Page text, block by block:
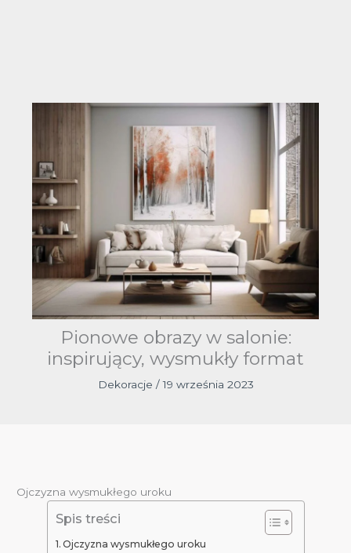
Pionowe obrazy w salonie:
inspirujący, wysmukły format
Dekoracje /19 września 2023
Ojczyzna wysmukłego uroku
Spis treści
Ojczyzna wysmukłego uroku